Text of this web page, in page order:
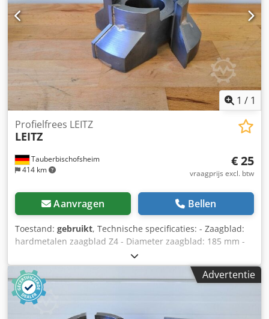
1 / 1
Tauberbischofsheim
414 km
Profielfrees LEITZ
LEITZ
€ 25
vraagprijs excl. btw
Aanvragen Bellen
Toestand: gebruikt, Technische specificaties: - Zaagblad:
hardmetalen zaagblad Z4 - Diameter zaagblad: 185 mm -
Boorgat: 60 mm - Lengte: 80 mm Dcsdpfszryk Rex Aquok -
Materiaal: staal
Advertentie